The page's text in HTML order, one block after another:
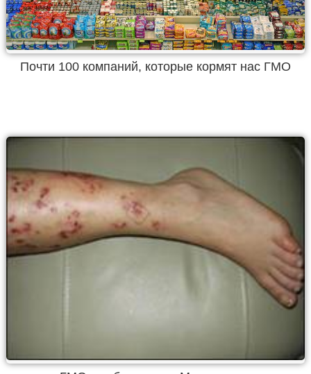
Почти 100 компаний, которые кормят нас ГМО